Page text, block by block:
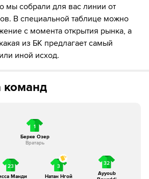
вбрасывание на половине поля
вбрасывание на половине поля
вбрасывание на половине поля
забивает! Синали Диоманде
мы собрали для вас линии от
В специальной таблице можно
с момента открытия рынка, а
из БК предлагает самый
иной исход.
команд
1
Берке Озер
Вратарь
23
Манди
3
Натан Нгой
32
Ayyoub